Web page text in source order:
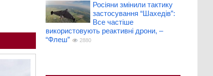
Росіяни змінили тактику
застосування “Шахедів”:
Все частіше
використовують реактивні дрони, –
“Флеш”
2880